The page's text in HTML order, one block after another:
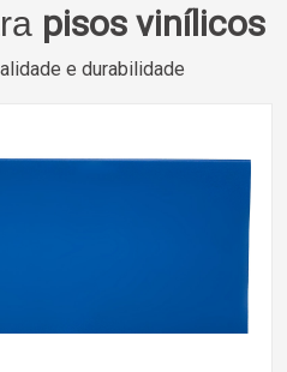
pisos vinílicos
e durabilidade